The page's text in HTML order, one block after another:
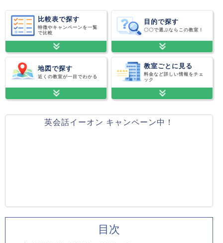
比較表で探す
特徴やキャンペーンを一覧
で比較
目的で探す
〇〇で選ぶならこの教室！
地図で探す
近くの教室が一目でわかる
教室ごとに見る
料金など詳しい情報をチェ
ック
英会話イーオン キャンペーン中！
目次